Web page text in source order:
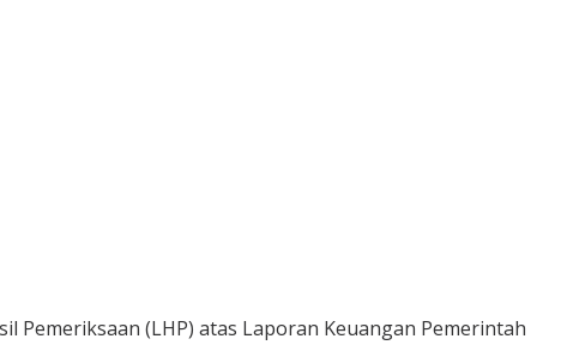
Pemeriksaan (LHP) atas Laporan Keuangan Pemerintah